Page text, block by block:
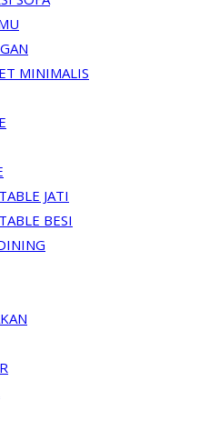
MINIMALIS
JATI
BESI